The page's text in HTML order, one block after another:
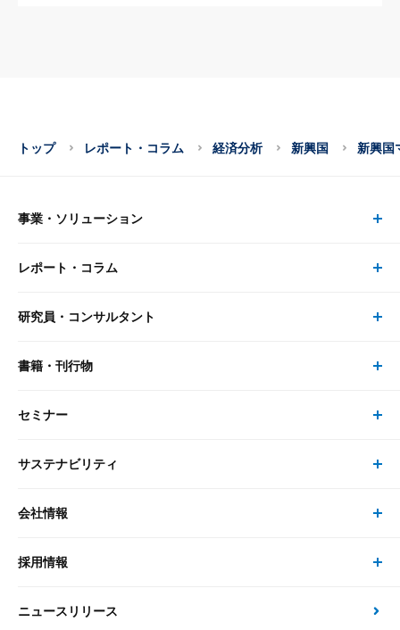
トップ レポート・コラム 経済分析 新興国 新興国
事業・ソリューション
事業・ソリューション トップ
リサーチ
大和総研の強み
先端テクノロジーに基づく新たな価値の創出
レポート・コラム
レポート・コラム トップ
最新のレポート・コラム
政策分析
研究員・コンサルタント
研究員・コンサルタント トップ
研究員
書籍・刊行物
書籍・刊行物 トップ
書籍
セミナー
セミナー トップ
現在受付中のセミナー・イベント
サステナビリティ
サステナビリティの取り組み
次世代社会への貢献
会社情報
会社情報 トップ
会社概要・役員一覧
採用情報
採用情報 トップ
ニュースリリース